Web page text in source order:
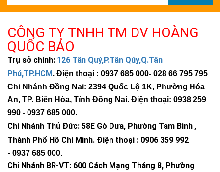
CÔNG TY TNHH TM DV HOÀNG
QUỐC BẢO
Trụ sở chính: 126 Tân Quý,P.Tân Qúy,Q.Tân
Phú,TP.HCM. Điện thoại : 0937 685 000- 028 66 795 795
Chi Nhánh Đồng Nai: 2394 Quốc Lộ 1K, Phường Hóa
An, TP. Biên Hòa, Tỉnh Đồng Nai. Điện thoại: 0938 259
990 - 0937 685 000.
Chi Nhánh Thủ Đức: 58E Gò Dưa, Phường Tam Bình ,
Thành Phố Hồ Chí Minh. Điện thoại : 0906 359 992
- 0937 685 000.
Chi Nhánh BR-VT: 600 Cách Mạng Tháng 8, Phường